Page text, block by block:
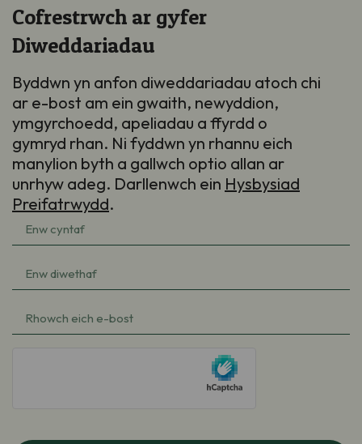
Cofrestrwch ar gyfer
Diweddariadau
Byddwn yn anfon diweddariadau atoch chi
ar e-bost am ein gwaith, newyddion,
ymgyrchoedd, apeliadau a ffyrdd o
gymryd rhan. Ni fyddwn yn rhannu eich
manylion byth a gallwch optio allan ar
unrhyw adeg. Darllenwch ein Hysbysiad
Preifatrwydd.
Enw
cyntaf
Enw
diwethaf
e-
bost